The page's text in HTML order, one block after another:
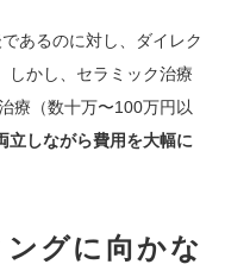
あるのに対し、ダイレク
しかし、セラミック治療
療（数十万〜100万円以
立しながら費用を大幅に
グに向かな